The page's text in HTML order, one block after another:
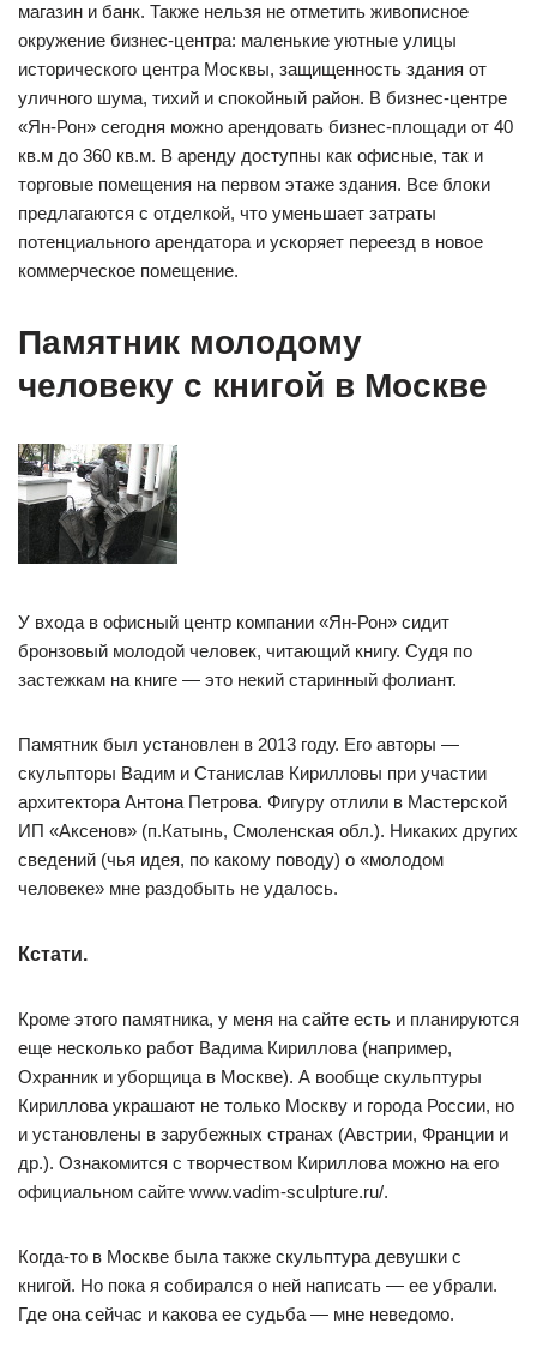
магазин и банк. Также нельзя не отметить живописное
окружение бизнес-центра: маленькие уютные улицы
исторического центра Москвы, защищенность здания от
уличного шума, тихий и спокойный район. В бизнес-центре
«Ян-Рон» сегодня можно арендовать бизнес-площади от 40
кв.м до 360 кв.м. В аренду доступны как офисные, так и
торговые помещения на первом этаже здания. Все блоки
предлагаются с отделкой, что уменьшает затраты
потенциального арендатора и ускоряет переезд в новое
коммерческое помещение.
Памятник молодому
человеку с книгой в Москве
У входа в офисный центр компании «Ян-Рон» сидит
бронзовый молодой человек, читающий книгу. Судя по
застежкам на книге — это некий старинный фолиант.
Памятник был установлен в 2013 году. Его авторы —
скульпторы Вадим и Станислав Кирилловы при участии
архитектора Антона Петрова. Фигуру отлили в Мастерской
ИП «Аксенов» (п.Катынь, Смоленская обл.). Никаких других
сведений (чья идея, по какому поводу) о «молодом
человеке» мне раздобыть не удалось.
Кстати.
Кроме этого памятника, у меня на сайте есть и планируются
еще несколько работ Вадима Кириллова (например,
Охранник и уборщица в Москве). А вообще скульптуры
Кириллова украшают не только Москву и города России, но
и установлены в зарубежных странах (Австрии, Франции и
др.). Ознакомится с творчеством Кириллова можно на его
официальном сайте www.vadim-sculpture.ru/.
Когда-то в Москве была также скульптура девушки с
книгой. Но пока я собирался о ней написать — ее убрали.
Где она сейчас и какова ее судьба — мне неведомо.